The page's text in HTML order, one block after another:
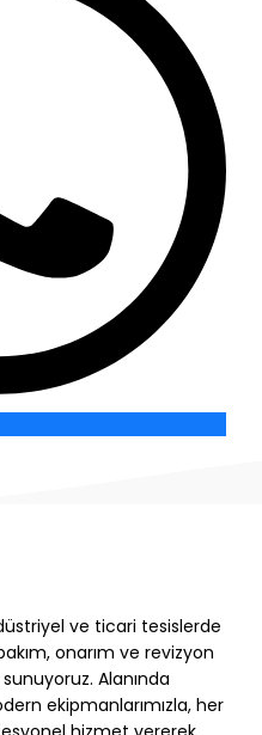
ve ticari tesislerde
onarım ve revizyon
Alanında
ekipmanlarımızla, her